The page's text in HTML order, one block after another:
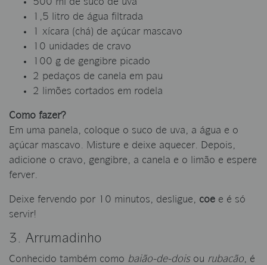
1,5 litro de água filtrada
1 xícara (chá) de açúcar mascavo
10 unidades de cravo
100 g de gengibre picado
2 pedaços de canela em pau
2 limões cortados em rodela
Como fazer?
Em uma panela, coloque o suco de uva, a água e o
açúcar mascavo. Misture e deixe aquecer. Depois,
adicione o cravo, gengibre, a canela e o limão e espere
ferver.
Deixe fervendo por 10 minutos, desligue, coe e é só
servir!
3. Arrumadinho
Conhecido também como baião-de-doisou rubacão, é